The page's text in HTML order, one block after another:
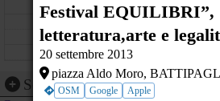
13
14
15
Segnalazione evento
Festival EQUILIBRI”,
letteratura,arte e
20 settembre 2013
piazza Aldo Moro,
OSM Google Apple